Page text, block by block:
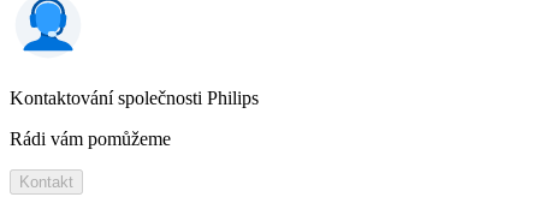
Kontaktování společnosti Philips
Rádi vám pomůžeme
Kontakt